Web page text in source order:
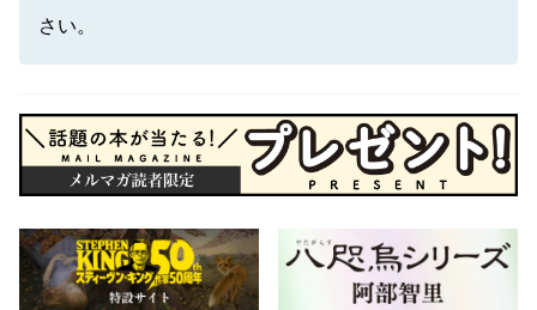
さい。